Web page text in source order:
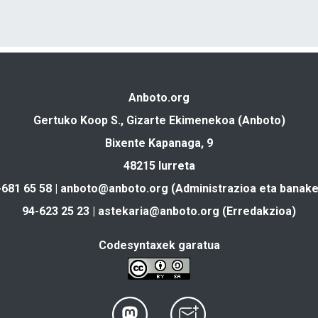
Anboto.org
Gertuko Koop S., Gizarte Ekimenekoa (Anboto)
Bixente Kapanaga, 9
48215 Iurreta
65 58 | anboto@anboto.org (Administrazioa eta
94-623 25 23 | astekaria@anboto.org (Erredakzioa)
Codesyntaxek garatua